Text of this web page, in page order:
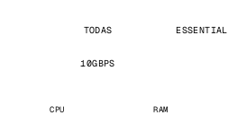
TODAS ESSENTIAL
10GBPS
CPU RAM